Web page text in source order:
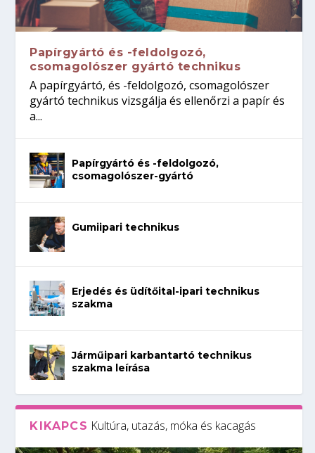
Papírgyártó és -feldolgozó,
csomagolószer gyártó technikus
A papírgyártó, és -feldolgozó, csomagolószer
gyártó technikus vizsgálja és ellenőrzi a papír és
a...
Papírgyártó és -feldolgozó,
csomagolószer-gyártó
Gumiipari technikus
Erjedés és üdítőital-ipari technikus
szakma
Járműipari karbantartó technikus
szakma leírása
KIKAPCS Kultúra, utazás, móka és kacagás